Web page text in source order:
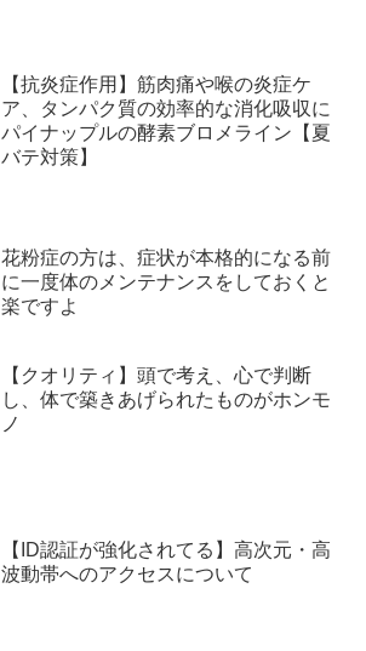
【抗炎症作用】筋肉痛や喉の炎症ケ
ア、タンパク質の効率的な消化吸収に
パイナップルの酵素ブロメライン【夏
バテ対策】
花粉症の方は、症状が本格的になる前
に一度体のメンテナンスをしておくと
楽ですよ
【クオリティ】頭で考え、心で判断
し、体で築きあげられたものがホンモ
ノ
【ID認証が強化されてる】高次元・高
波動帯へのアクセスについて